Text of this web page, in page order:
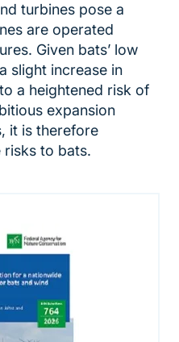
turbines pose a
are operated
Given bats’ low
slight increase in
a heightened risk of
expansion
it is therefore
risks to bats.